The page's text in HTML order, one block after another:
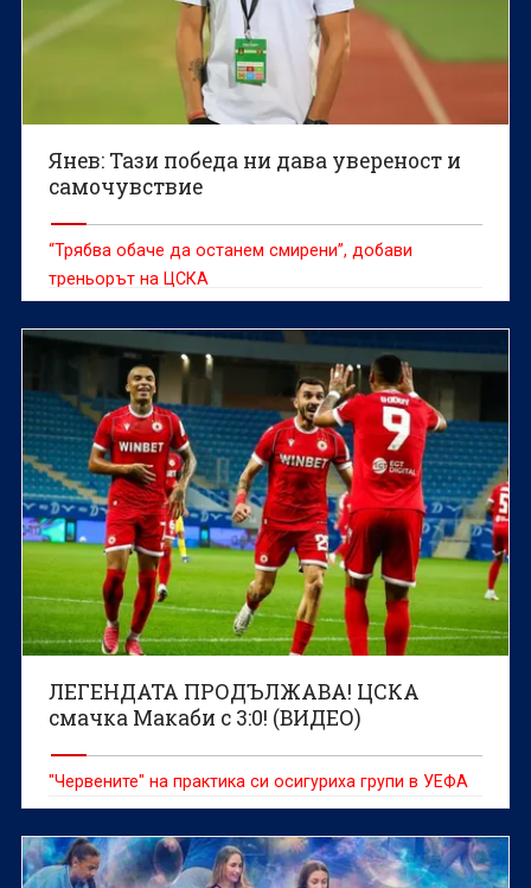
Янев: Тази победа ни дава увереност и
самочувствие
“Трябва обаче да останем смирени”, добави
треньорът на ЦСКА
ЛЕГЕНДАТА ПРОДЪЛЖАВА! ЦСКА
смачка Макаби с 3:0! (ВИДЕО)
"Червените" на практика си осигуриха групи в УЕФА